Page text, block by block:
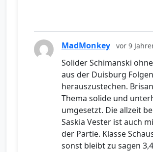
MadMonkey vor 9
Solider Schimanski
aus der Duisburg Folgen
herauszustechen.
Thema solide und
umgesetzt. Die allzeit
Saskia Vester ist auch
der Partie. Klasse
sonst bleibt zu sagen